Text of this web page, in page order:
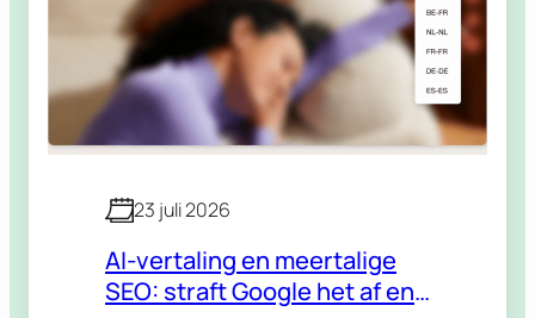
23 juli 2026
AI-vertaling en meertalige
SEO: straft Google het af en